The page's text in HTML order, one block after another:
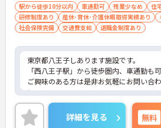
駅から徒歩10分以内 車通勤可 残業少なめ 住
研修制度あり
産休･育休･介護休暇取得実績あり
社会保険完備
交通費支給 退職金制度あり
東京都八王子しあります施設です。
「西八王子駅」から徒歩圏内、車通勤も可
ご興味のある方は是非お気軽にお問い合
い。
詳細を見る 無料